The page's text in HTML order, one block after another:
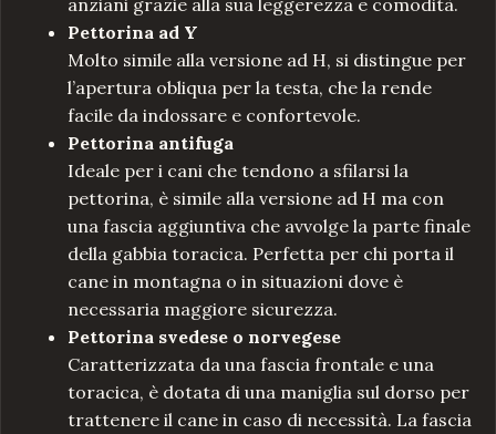
Pettorina ad Y
Molto simile alla versione ad H, si distingue per
l’apertura obliqua per la testa, che la rende
facile da indossare e confortevole.
Pettorina antifuga
Ideale per i cani che tendono a sfilarsi la
pettorina, è simile alla versione ad H ma con
una fascia aggiuntiva che avvolge la parte finale
della gabbia toracica. Perfetta per chi porta il
cane in montagna o in situazioni dove è
necessaria maggiore sicurezza.
Pettorina svedese o norvegese
Caratterizzata da una fascia frontale e una
toracica, è dotata di una maniglia sul dorso per
trattenere il cane in caso di necessità. La fascia